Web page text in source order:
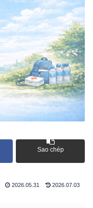
Sao chép
2026.05.31 2026.07.03